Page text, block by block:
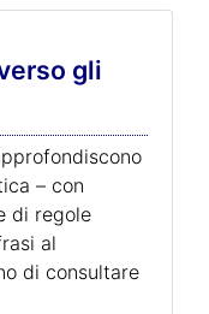
gli
– con
di regole
al
di consultare